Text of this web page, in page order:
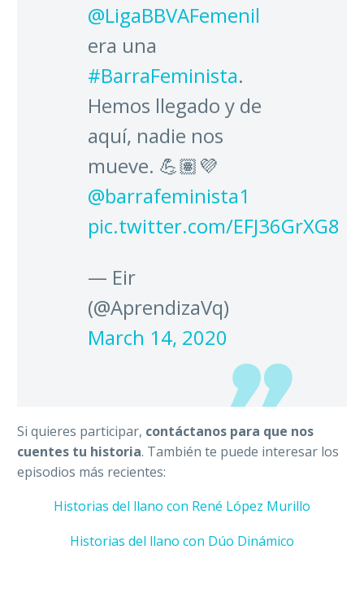
@LigaBBVAFemenil
era una
#BarraFeminista.
Hemos llegado y de
aquí, nadie nos
mueve. 💪🏽💜
@barrafeminista1
pic.twitter.com/EFJ36GrXG8
— Eir
(@AprendizaVq)
March 14, 2020
Si quieres participar, contáctanos para que nos
cuentes tu historia. También te puede interesar los
episodios más recientes:
Historias del llano con René López Murillo
Historias del llano con Dúo Dinámico